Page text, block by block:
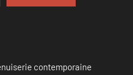
contemporaine